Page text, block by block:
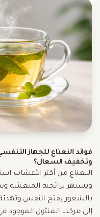
فوائد النعناع للجهاز
وتخفيف السعال؟
النعناع من أكثر الأعشاب
ويشتهر برائحته المنعشة
بالشعور بفتح النفس
إلى مركب المنثول الموجود